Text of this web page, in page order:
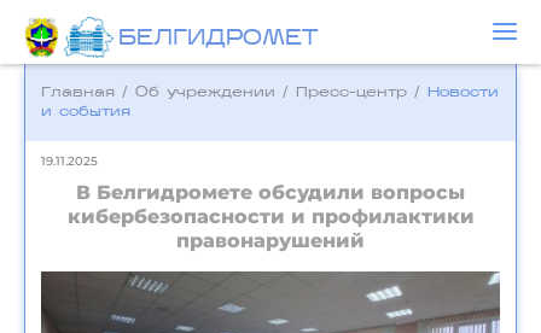
БЕЛГИДРОМЕТ
Главная / Об учреждении / Пресс-центр /
Новости
и события
19.11.2025
В Белгидромете обсудили вопросы
кибербезопасности и профилактики
правонарушений